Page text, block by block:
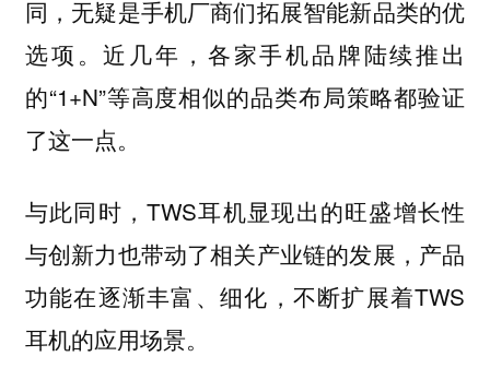
同，无疑是手机厂商们拓展智能新品类的优
选项。近几年，各家手机品牌陆续推出
的“1+N”等高度相似的品类布局策略都验证
了这一点。
与此同时，TWS耳机显现出的旺盛增长性
与创新力也带动了相关产业链的发展，产品
功能在逐渐丰富、细化，不断扩展着TWS
耳机的应用场景。